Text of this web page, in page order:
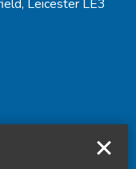
Leicester LE3